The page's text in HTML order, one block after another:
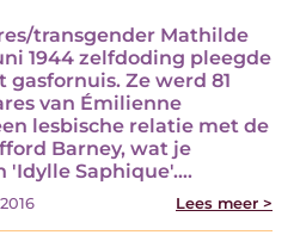
transgender Mathilde
1944 zelfdoding pleegde
Ze werd 81
van Émilienne
lesbische relatie met de
Barney, wat je
'Idylle Saphique'.…
Lees meer >